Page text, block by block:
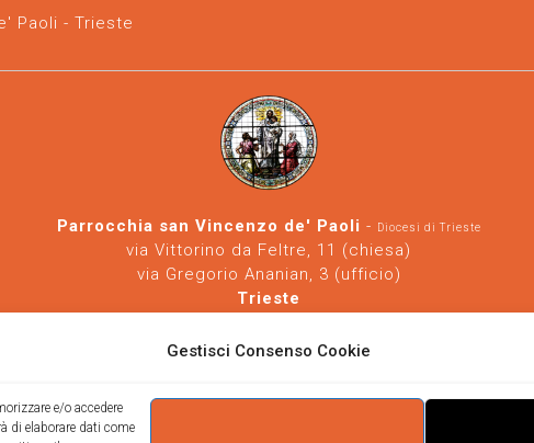
Gestisci Consenso Cookie
e/o accedere
di elaborare dati come
Paoli - Trieste
Parrocchia san Vincenzo de' Paoli - Diocesi di Trieste
via Vittorino da Feltre, 11 (chiesa)
via Gregorio Ananian, 3 (ufficio)
Trieste
https://www.svdp-trieste.it-parrocchia@svdp-trieste.it
Informativa privacy-Informativa cookie